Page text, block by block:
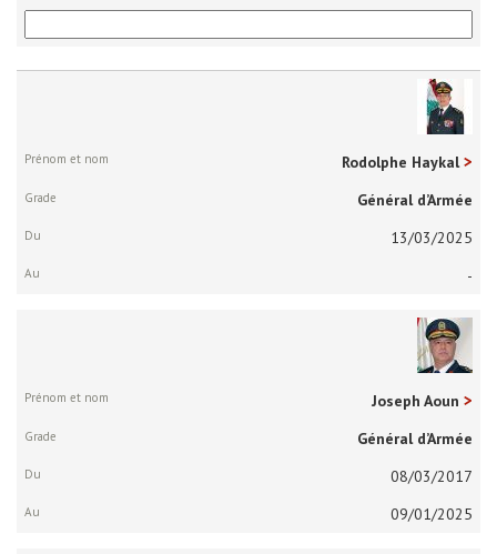
nom
Grade
Du
Au
Rodolphe Haykal
Général d’Armée
13/03/2025
-
Joseph Aoun
Général d’Armée
08/03/2017
09/01/2025